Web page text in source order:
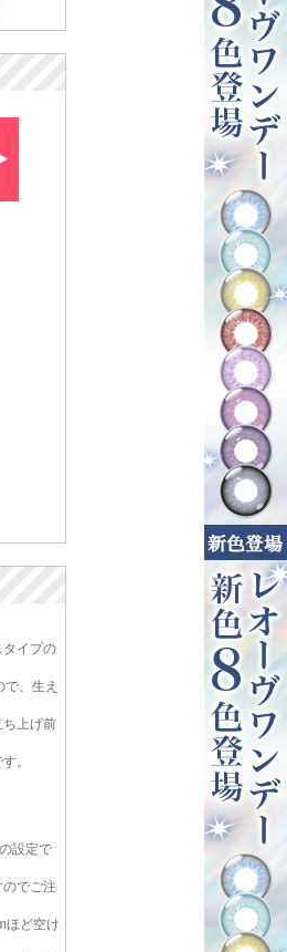
タイプの
、生え
ち上げ前
。
設定で
でご注
ほど空け